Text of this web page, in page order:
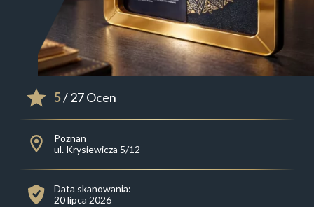
5/ 27 Ocen
Poznan
ul. Krysiewicza 5/12
Data skanowania:
20 lipca 2026